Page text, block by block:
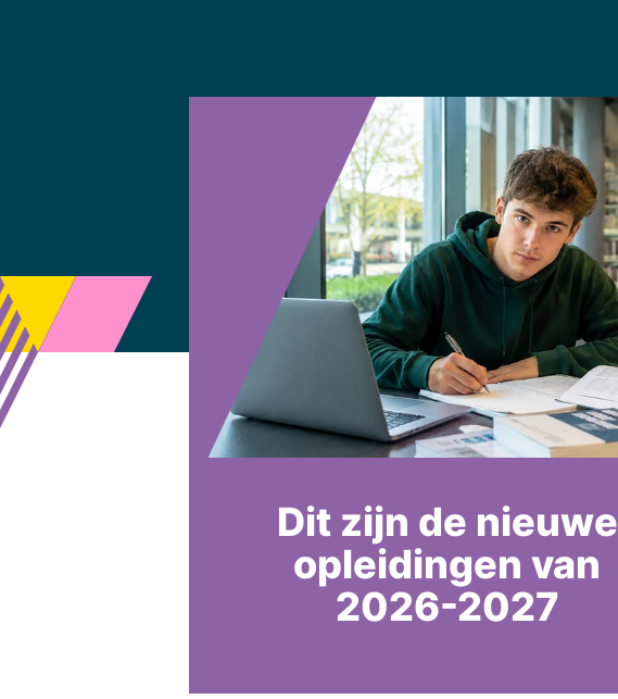
Dit zijn de nieuwe
opleidingen van
2026-2027